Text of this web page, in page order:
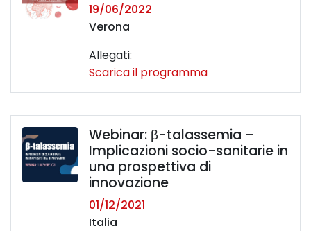
19/06/2022
Verona
Allegati:
Scarica il programma
Webinar: β-talassemia –
Implicazioni socio-sanitarie in
una prospettiva di
innovazione
01/12/2021
Italia